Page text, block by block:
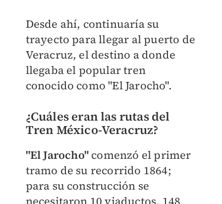
Desde ahí, continuaría su
trayecto para llegar al puerto de
Veracruz, el destino a donde
llegaba el popular tren
conocido como "El Jarocho".
¿Cuáles eran las rutas del
Tren México-Veracruz?
"El Jarocho" comenzó el primer
tramo de su recorrido 1864;
para su construcción se